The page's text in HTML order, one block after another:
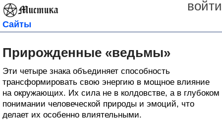
войти
Сайты
Прирожденные «ведьмы»
Эти четыре знака объединяет способность
трансформировать свою энергию в мощное влияние
на окружающих. Их сила не в колдовстве, а в глубоком
понимании человеческой природы и эмоций, что
делает их особенно влиятельными.